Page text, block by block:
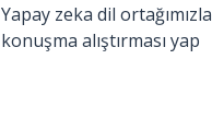
Yapay zeka dil ortağımızla
konuşma alıştırması yap